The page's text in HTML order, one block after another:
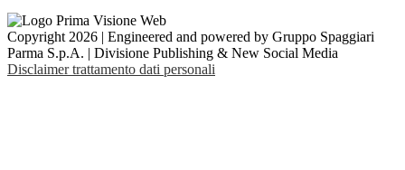
Copyright 2026 | Engineered and powered by Gruppo Spaggiari
Parma S.p.A. | Divisione Publishing & New Social Media
Disclaimer trattamento dati personali